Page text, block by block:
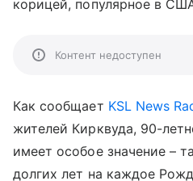
корицей, популярное в
Контент недоступен
Как сообщает KSL News
жителей Кирквуда, 90-
имеет особое значение –
долгих лет на каждое